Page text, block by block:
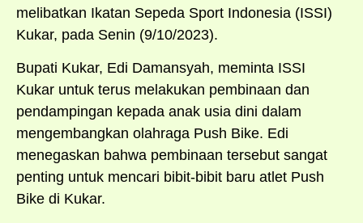
melibatkan Ikatan Sepeda Sport Indonesia (ISSI)
Kukar, pada Senin (9/10/2023).
Bupati Kukar, Edi Damansyah, meminta ISSI
Kukar untuk terus melakukan pembinaan dan
pendampingan kepada anak usia dini dalam
mengembangkan olahraga Push Bike. Edi
menegaskan bahwa pembinaan tersebut sangat
penting untuk mencari bibit-bibit baru atlet Push
Bike di Kukar.